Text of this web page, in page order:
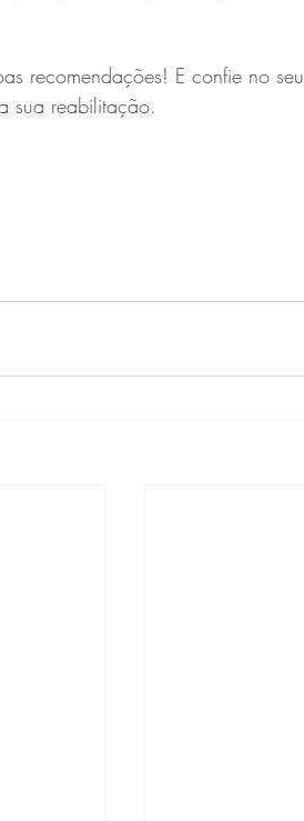
recomendações! E confie no seu
sua reabilitação.